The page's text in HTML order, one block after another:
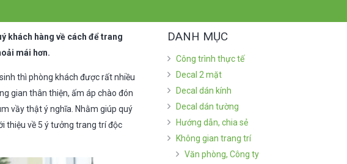
khách hàng về cách để trang
mái hơn.
thì phòng khách được rất nhiều
gian thân thiện, ấm áp chào đón
vầy thật ý nghĩa. Nhằm giúp quý
thiệu về 5 ý tưởng trang trí độc
DANH MỤC
Công trình thực tế
Decal 2 mặt
Decal dán kính
Decal dán tường
Hướng dẫn, chia sẻ
Không gian trang trí
Văn phòng, Công ty